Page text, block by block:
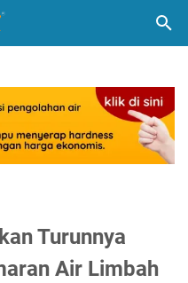
Turunnya
Air Limbah